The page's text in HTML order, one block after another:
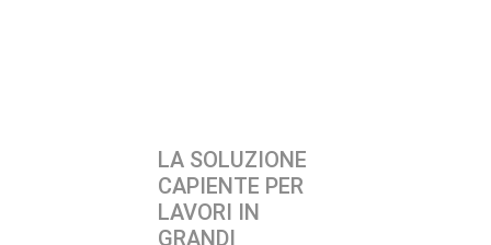
LA SOLUZIONE
CAPIENTE PER
LAVORI IN
GRANDI